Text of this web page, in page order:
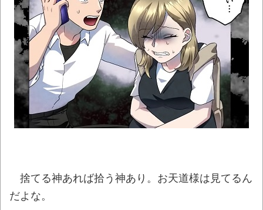
人』のフォントが今月から変わる!? その理由が
残念すぎた
NEW!
【衝撃】秋田県の超エリート幹部、オンラ
イン会見に「バスローブ姿＋タバコ」で登場し
大問題に
NEW!
【群馬】デカいNinja乗りさん、後方確認し
ない軽四に当てられてしまう。NEW!
翻訳によると「怒った子どもが我慢に我慢
して放った究極の技 これだけは使いたくなか
捨てる神あれば拾う神あり。お天道様は見てるん
だよな。